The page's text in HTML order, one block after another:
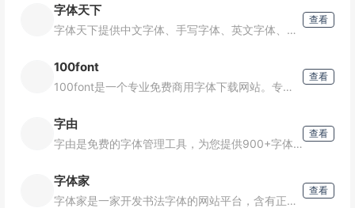
字体天下
字体天下提供中文字体、手写字体、英文字体、图形字体等各种字体的高速免费下载和在线预览服务.
查看
100font
100font是一个专业免费商用字体下载网站。专注于收集整理商用免费字体、免费无版权可商用字体。免费字体下载、免费放心商用。
查看
字由
字由是免费的字体管理工具，为您提供900+字体免费商用，支持在PS、AI、ID、XD、Figma、Sketch、CDR等设计软件中一键应用字体，提供AI识字、字体特效等实用功能，为您的设计提质加速，超
查看
字体家
字体家是一家开发书法字体的网站平台，含有正版付费字体，免费字体下载和手写字体下载，并提供字体下载大全免费，致力于打造免费、平价字体网，另外还有各种字体在线转换程序，AI造字系统、楷书字体转换、草书字体
查看